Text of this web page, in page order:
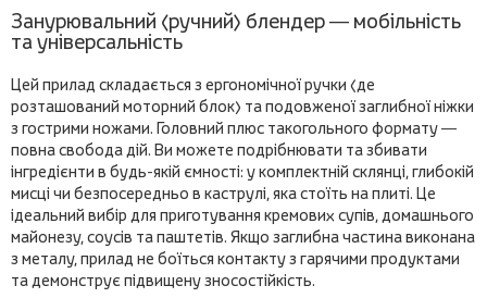
Занурювальний (ручний) блендер — мобільність
та універсальність
Цей прилад складається з ергономічної ручки (де
розташований моторний блок) та подовженої заглибної ніжки
з гострими ножами. Головний плюс такогольного формату —
повна свобода дій. Ви можете подрібнювати та збивати
інгредієнти в будь-якій ємності: у комплектній склянці, глибокій
мисці чи безпосередньо в каструлі, яка стоїть на плиті. Це
ідеальний вибір для приготування кремових супів, домашнього
майонезу, соусів та паштетів. Якщо заглибна частина виконана
з металу, прилад не боїться контакту з гарячими продуктами
та демонструє підвищену зносостійкість.